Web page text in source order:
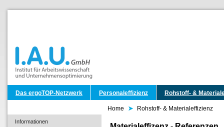
Das ergoTOP-Netzwerk Personaleffizienz Rohstoff- &
Home Rohstoff- & Materialeffizienz
Informationen